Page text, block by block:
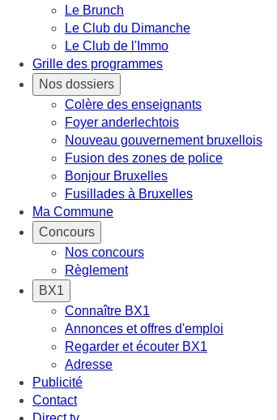
Le Brunch
Le Club du Dimanche
Le Club de l'Immo
Grille des programmes
Nos dossiers
Colère des enseignants
Foyer anderlechtois
Nouveau gouvernement bruxellois
Fusion des zones de police
Bonjour Bruxelles
Fusillades à Bruxelles
Ma Commune
Concours
Nos concours
Règlement
BX1
Connaître BX1
Annonces et offres d'emploi
Regarder et écouter BX1
Adresse
Publicité
Contact